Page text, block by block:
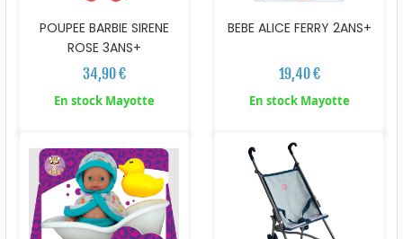
POUPEE BARBIE SIRENE
ROSE 3ANS+
34,90 €
En stock Mayotte
BEBE ALICE FERRY 2ANS+
19,40 €
En stock Mayotte